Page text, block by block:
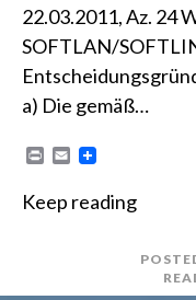
22.03.2011, Az. 24
SOFTLAN/
a) Die gemäß…
n
E
i
Keep reading